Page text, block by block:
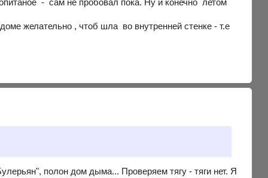
- сам не пробовал пока. Ну и конечно летом
желательно , чтоб шла во внутренней стенке - т.е
полон дом дыма... Проверяем тягу - тяги нет. Я